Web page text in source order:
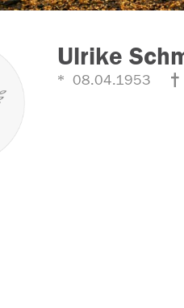
Ulrike
08.04.1953